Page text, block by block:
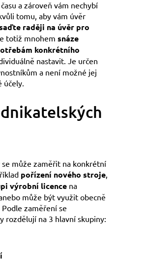
a zároveň vám nechybí
tomu, aby vám úvěr
raději na úvěr pro
totiž mnohem snáze
konkrétního
nastavit. Je určen
a není možné jej
účely.
může zaměřit na konkrétní
pořízení nového stroje,
výrobní licencena
může být využit obecně
zaměření se
rozdělují na 3 hlavní skupiny: